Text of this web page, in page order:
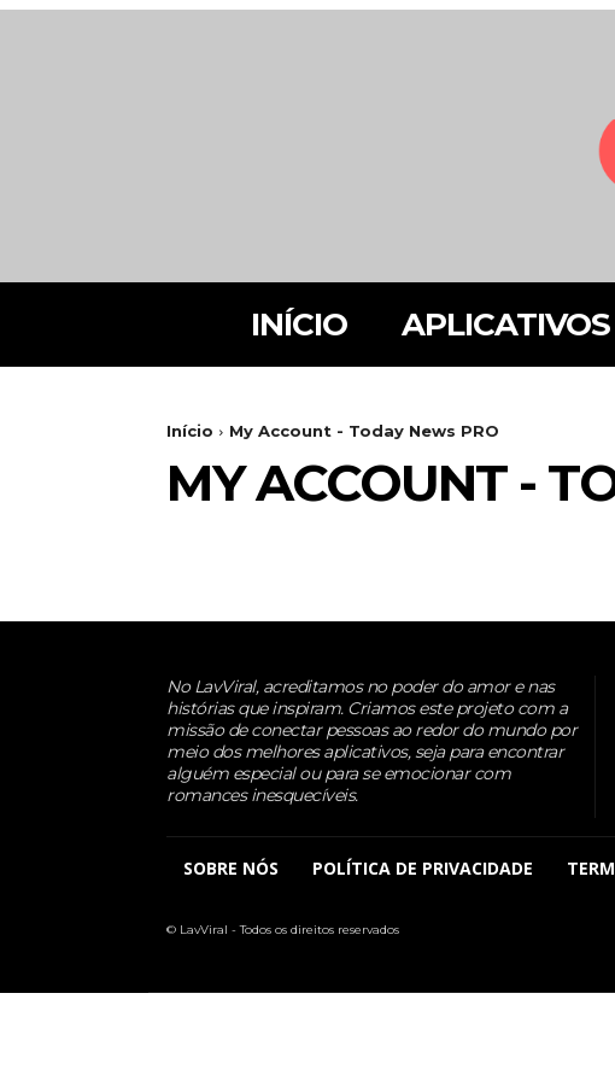
INÍCIO APLICATIVOS
Início My Account - Today News PRO
MY ACCOUNT -
No LavViral, acreditamos no poder do amor e nas
histórias que inspiram. Criamos este projeto com a
missão de conectar pessoas ao redor do mundo por
meio dos melhores aplicativos, seja para encontrar
alguém especial ou para se emocionar com
romances inesquecíveis.
SOBRE NÓS POLÍTICA DE PRIVACIDADE
© LavViral - Todos os direitos reservados